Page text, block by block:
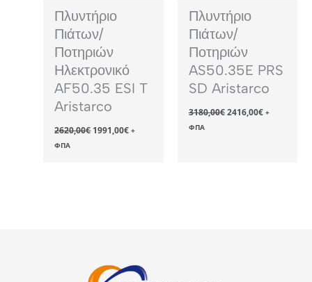
Πλυντήριο
Πιάτων/
Ποτηριών
Ηλεκτρονικό
AF50.35 ESI T
Aristarco
2620,00€ Original
price
1991,00€Η+
ΦΠΑ
Πλυντήριο
Πιάτων/
Ποτηριών
AS50.35E PRS
SD Aristarco
3180,00€Original
price
2416,00€Η+
ΦΠΑ